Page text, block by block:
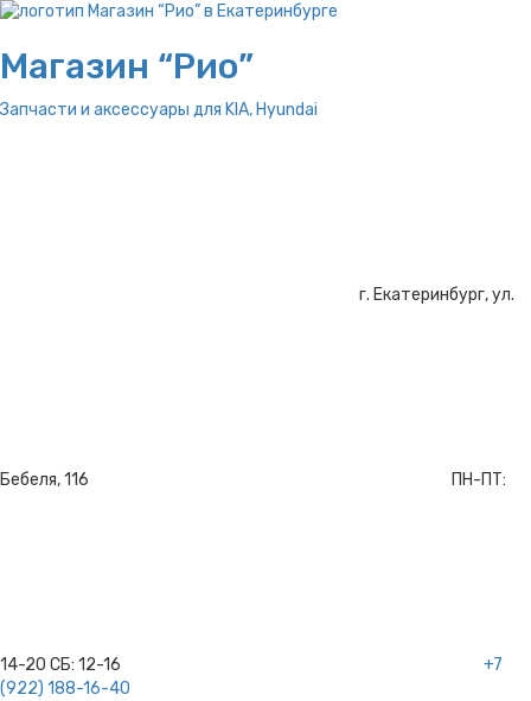
Магазин “Рио”
Запчасти и аксессуары для KIA, Hyundai
г. Екатеринбург, ул.
Бебеля, 116 ПН-ПТ:
14-20 СБ: 12-16
+7
(922) 188-16-40